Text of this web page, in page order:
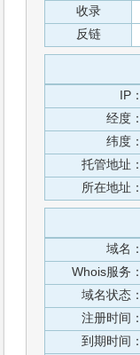
收录
反链
IP：
经度：
纬度：
托管地址：
所在地址：
域名：
Whois服务：
域名状态：
注册时间：
到期时间：